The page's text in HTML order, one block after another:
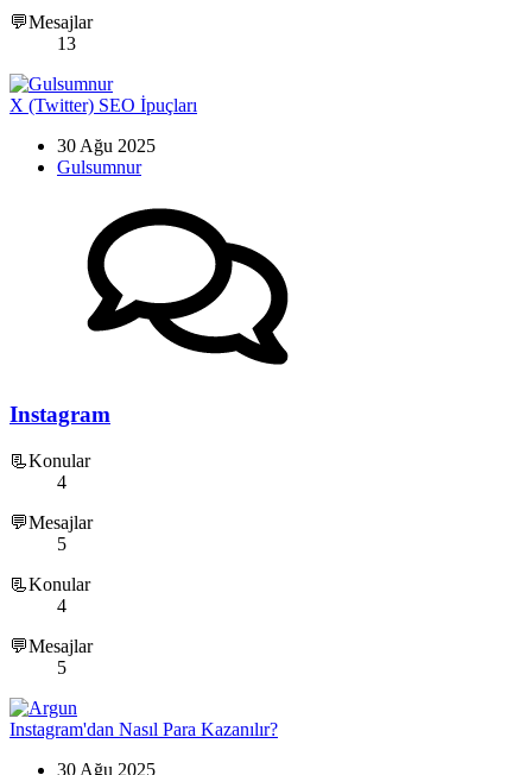
💬Mesajlar
13
X (Twitter) SEO İpuçları
30 Ağu 2025
Gulsumnur
Instagram
📃Konular
4
💬Mesajlar
5
📃Konular
4
💬Mesajlar
5
Instagram'dan Nasıl Para Kazanılır?
30 Ağu 2025